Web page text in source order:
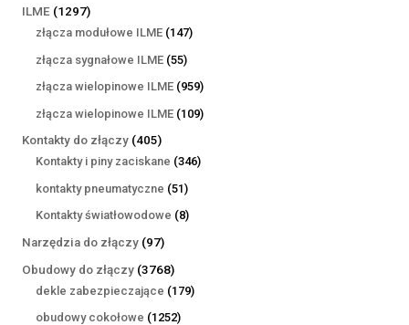
ILME 12971297
produktów
złącza modułowe ILME 147147
złącza sygnałowe ILME 5555
produktów
złącza wielopinowe ILME 959959
produktów
złącza wielopinowe ILME 109109
Kontakty do złączy 405405
produktów
Kontakty i piny zaciskane 346346
kontakty pneumatyczne 5151
produktów
Kontakty światłowodowe 88
Narzędzia do złączy 9797
produktów
Obudowy do złączy 37683768
produktów
dekle zabezpieczające 179179
obudowy cokołowe 12521252